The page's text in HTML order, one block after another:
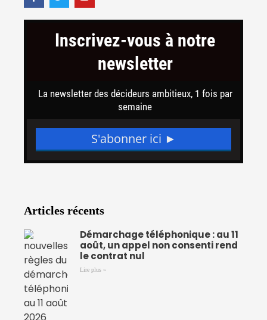
c i
e
r
u
e
Articles récents
Démarchage téléphonique : au 11
août, un appel non consenti rend
le contrat nul
Lire plus »